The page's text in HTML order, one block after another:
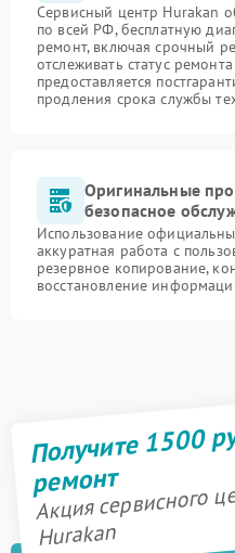
Сервисный центр Hurakan
по всей РФ, бесплатную
ремонт, включая срочный
отслеживать статус
предоставляется
продления срока службы
Оригинальные
безопасное
Использование
аккуратная работа с
резервное копирование,
восстановление
Получите 1500
ремонт
Акция сервисного
Hurakan